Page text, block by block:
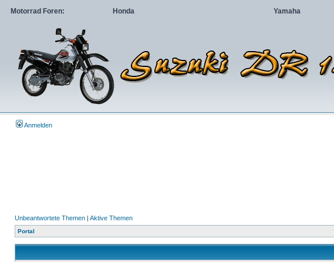
Motorrad Foren: Honda Yamaha
Anmelden
Unbeantwortete Themen | Aktive Themen
Portal